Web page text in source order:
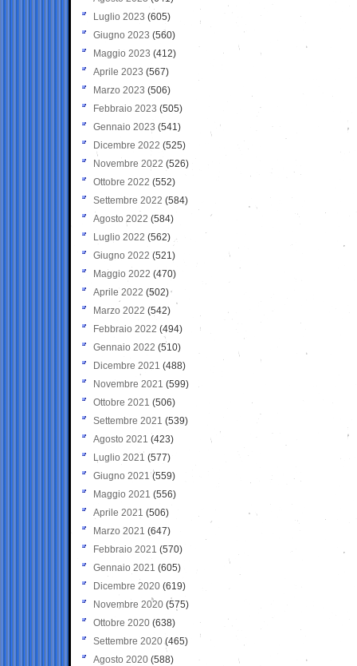
Luglio 2023 (605)
Giugno 2023 (560)
Maggio 2023 (412)
Aprile 2023 (567)
Marzo 2023 (506)
Febbraio 2023 (505)
Gennaio 2023 (541)
Dicembre 2022 (525)
Novembre 2022 (526)
Ottobre 2022 (552)
Settembre 2022 (584)
Agosto 2022 (584)
Luglio 2022 (562)
Giugno 2022 (521)
Maggio 2022 (470)
Aprile 2022 (502)
Marzo 2022 (542)
Febbraio 2022 (494)
Gennaio 2022 (510)
Dicembre 2021 (488)
Novembre 2021 (599)
Ottobre 2021 (506)
Settembre 2021 (539)
Agosto 2021 (423)
Luglio 2021 (577)
Giugno 2021(559)
Maggio 2021 (556)
Aprile 2021 (506)
Marzo 2021 (647)
Febbraio 2021 (570)
Gennaio 2021 (605)
Dicembre 2020 (619)
Novembre 2020 (575)
Ottobre 2020 (638)
Settembre 2020(465)
Agosto 2020 (588)